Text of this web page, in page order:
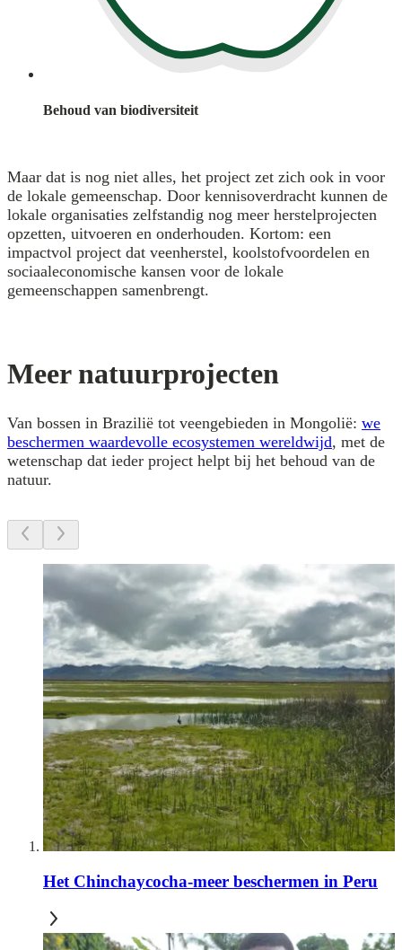
Behoud van biodiversiteit
Maar dat is nog niet alles, het project zet zich ook in voor
de lokale gemeenschap. Door kennisoverdracht kunnen de
lokale organisaties zelfstandig nog meer herstelprojecten
opzetten, uitvoeren en onderhouden. Kortom: een
impactvol project dat veenherstel, koolstofvoordelen en
sociaaleconomische kansen voor de lokale
gemeenschappen samenbrengt.
Meer natuurprojecten
Van bossen in Brazilië tot veengebieden in Mongolië: we
beschermen waardevolle ecosystemen wereldwijd, met de
wetenschap dat ieder project helpt bij het behoud van de
natuur.
Het Chinchaycocha-meer beschermen in Peru